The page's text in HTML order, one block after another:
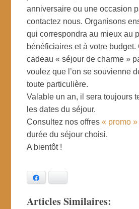
anniversaire ou une occasion
contactez nous. Organisons
qui correspondra au mieux au
bénéficiaires et à votre budget.
cadeau « séjour de charme »
voulez que l’on se souvienne
toute particulière.
Valable un an, il sera toujours
les dates du séjour.
Consultez nos offres « promo »
durée du séjour choisi.
A bientôt !
Articles Similaires: